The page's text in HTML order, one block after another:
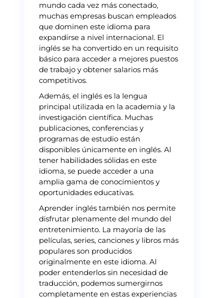
mundo cada vez más conectado,
muchas empresas buscan empleados
que dominen este idioma para
expandirse a nivel internacional. El
inglés se ha convertido en un requisito
básico para acceder a mejores puestos
de trabajo y obtener salarios más
competitivos.
Además, el inglés es la lengua
principal utilizada en la academia y la
investigación científica. Muchas
publicaciones, conferencias y
programas de estudio están
disponibles únicamente en inglés. Al
tener habilidades sólidas en este
idioma, se puede acceder a una
amplia gama de conocimientos y
oportunidades educativas.
Aprender inglés también nos permite
disfrutar plenamente del mundo del
entretenimiento. La mayoría de las
películas, series, canciones y libros más
populares son producidos
originalmente en este idioma. Al
poder entenderlos sin necesidad de
traducción, podemos sumergirnos
completamente en estas experiencias